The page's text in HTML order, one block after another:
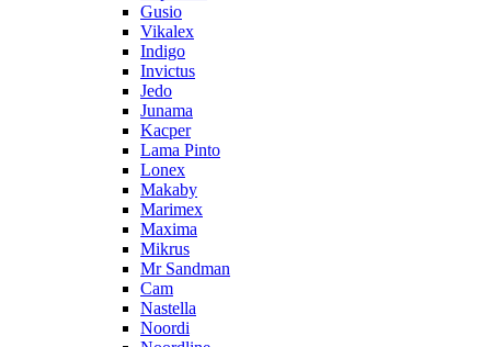
Gusio
Vikalex
Indigo
Invictus
Jedo
Junama
Kacper
Lama Pinto
Lonex
Makaby
Marimex
Maxima
Mikrus
Mr Sandman
Cam
Nastella
Noordi